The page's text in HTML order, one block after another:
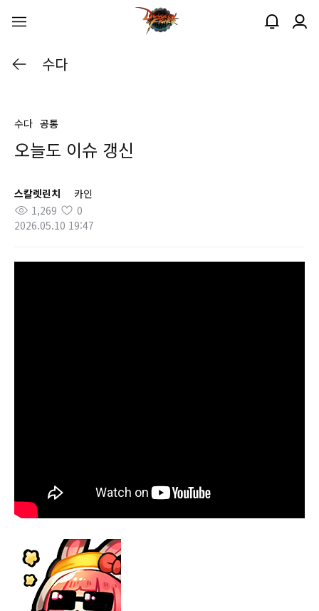
수다
수다 공통
오늘도 이슈 갱신
스칼렛린치
카인
1,269
0
2026.05.10 19:47